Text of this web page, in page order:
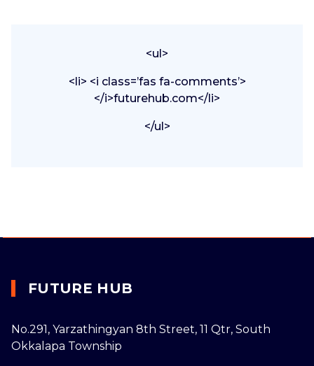
<ul>
<li> <i class=’fas fa-comments’>
</i>futurehub.com</li>
</ul>
FUTURE HUB
No.291, Yarzathingyan 8th Street, 11 Qtr, South
Okkalapa Township